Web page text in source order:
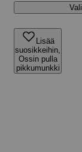
Lisää
suosikkeihin,
Ossin pulla
pikkumunkki